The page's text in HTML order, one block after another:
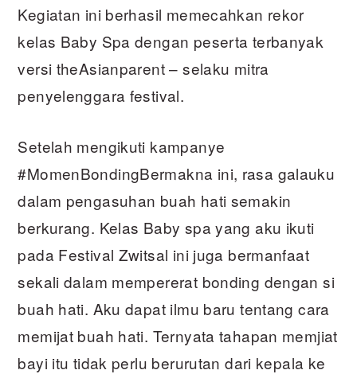
Kegiatan ini berhasil memecahkan rekor
kelas Baby Spa dengan peserta terbanyak
versi theAsianparent – selaku mitra
penyelenggara festival.
Setelah mengikuti kampanye
#MomenBondingBermakna ini, rasa galauku
dalam pengasuhan buah hati semakin
berkurang. Kelas Baby spa yang aku ikuti
pada Festival Zwitsal ini juga bermanfaat
sekali dalam mempererat bonding dengan si
buah hati. Aku dapat ilmu baru tentang cara
memijat buah hati. Ternyata tahapan memjiat
bayi itu tidak perlu berurutan dari kepala ke